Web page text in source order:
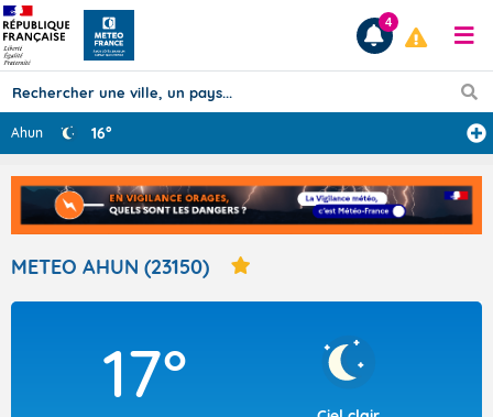
Prévisions
TOUS LES RÉSULTATS
Articles
4
Ahun 16°
METEO AHUN (23150)
17°